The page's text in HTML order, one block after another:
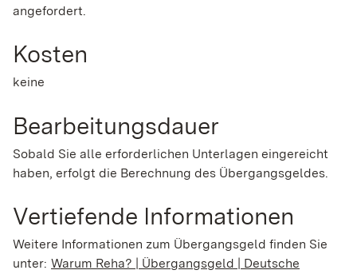
angefordert.
Kosten
keine
Bearbeitungsdauer
Sobald Sie alle erforderlichen Unterlagen eingereicht
haben, erfolgt die Berechnung des Übergangsgeldes.
Vertiefende Informationen
Weitere Informationen zum Übergangsgeld finden Sie
unter: Warum Reha? | Übergangsgeld | Deutsche